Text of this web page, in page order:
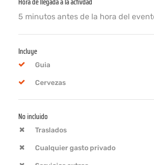
5 minutos antes de la hora del
Incluye
Guia
Cervezas
No incluido
Traslados
Cualquier gasto privado